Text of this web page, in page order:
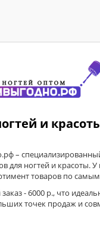
и
–
для ногтей и красоты. У
товаров по
- 6000 р., что
точек продаж и